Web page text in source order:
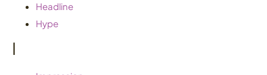
Headline
Hype
I